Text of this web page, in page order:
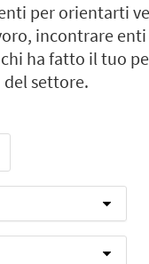
per orientarti
incontrare enti
ha fatto il tuo
settore.